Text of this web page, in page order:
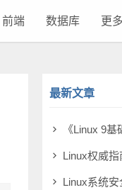
前端 数据库 更多
最新文章
《Linux 9基础知
Linux权威指南：网络
Linux系统安全：纵深防御